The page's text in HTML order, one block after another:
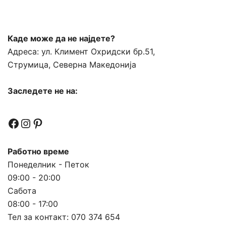
Каде може да не најдете?
Адреса: ул. Климент Охридски бр.51,
Струмица, Северна Македонија
Заследете не на:
Facebook
Instagram
Pinterest
Работно време
Понеделник - Петок
09:00 - 20:00
Сабота
08:00 - 17:00
Тел за контакт: 070 374 654